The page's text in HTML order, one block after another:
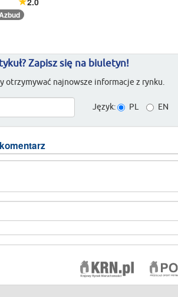
Zapisz się na biuletyn!
otrzymywać najnowsze informacje z rynku.
Język: PL EN